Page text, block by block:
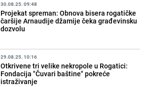
30.08.25. 09:48
Projekat spreman: Obnova bisera rogatičke
čaršije Arnaudije džamije čeka građevinsku
dozvolu
29.08.25. 10:16
Otkrivene tri velike nekropole u Rogatici:
Fondacija "Čuvari baštine" pokreće
istraživanje